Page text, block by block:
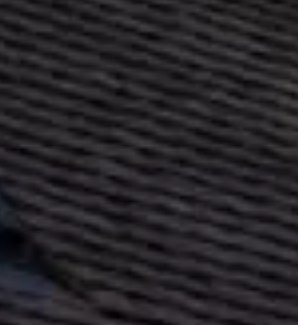
Albi
Économisez
d’électricité
4.7 ⭐⭐⭐⭐⭐ sur